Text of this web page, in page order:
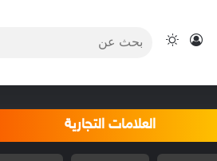
تسجيل الدخول
الوضع المظلم
العلامات التجارية